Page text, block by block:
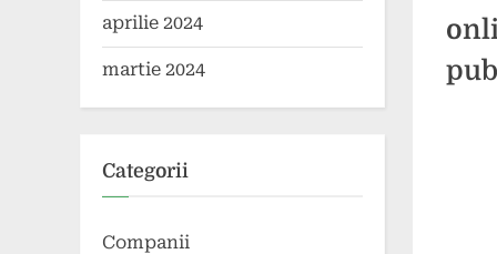
aprilie 2024
martie 2024
Categorii
Companii